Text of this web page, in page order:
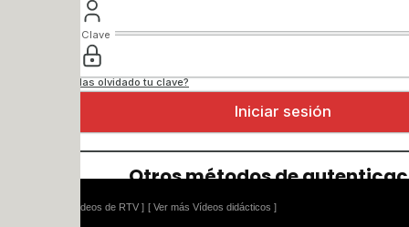
[ Ver más Vídeos didácticos ]